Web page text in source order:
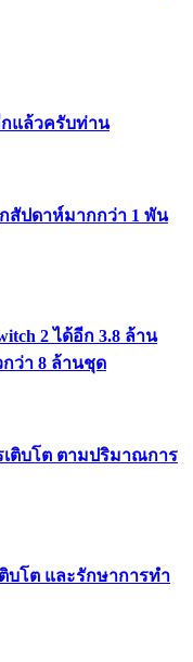
กแล้วครับท่าน
สัปดาห์มากกว่า 1 พัน
2 ได้อีก 3.8 ล้าน
กว่า 8 ล้านชุด
เติบโต ตามปริมาณการ
บโต และรักษาการทำ